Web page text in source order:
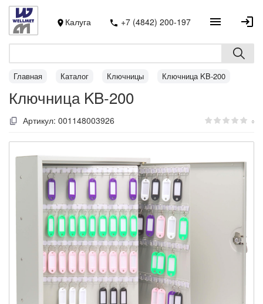
Калуга +7 (4842) 200-197
Главная Каталог Ключницы Ключница KB-200
Ключница KB-200
Артикул: 001148003926 0